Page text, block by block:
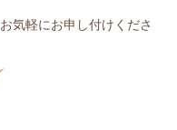
気軽にお申し付けくださ